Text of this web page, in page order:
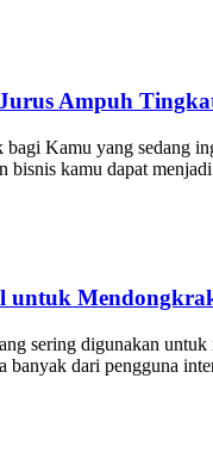
Ampuh
Kamu yang sedang
bisnis kamu dapat
sering digunakan
banyak dari pengguna